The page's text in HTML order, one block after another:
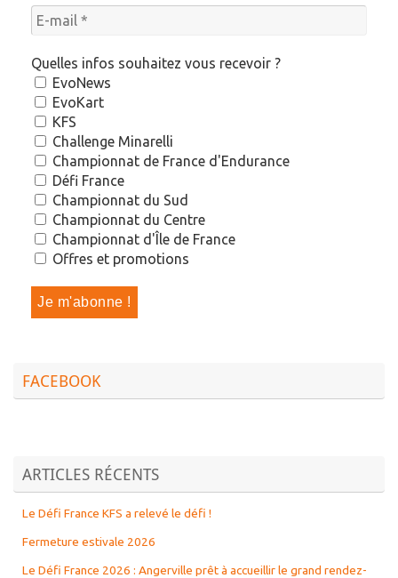
Quelles infos souhaitez vous recevoir ?
EvoNews
EvoKart
KFS
Challenge Minarelli
Championnat de France d'Endurance
Défi France
Championnat du Sud
Championnat du Centre
Championnat d'Île de France
Offres et promotions
FACEBOOK
ARTICLES RÉCENTS
Le Défi France KFS a relevé le défi !
Fermeture estivale 2026
Le Défi France 2026 : Angerville prêt à accueillir le grand rendez-